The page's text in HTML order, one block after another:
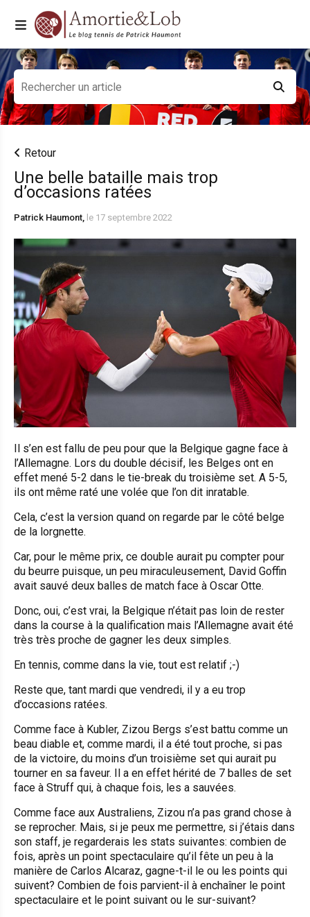
Retour
Une belle bataille mais trop
d’occasions ratées
Patrick Haumont, le 17 septembre 2022
Il s’en est fallu de peu pour que la Belgique gagne face à
l’Allemagne. Lors du double décisif, les Belges ont en
effet mené 5-2 dans le tie-break du troisième set. A 5-5,
ils ont même raté une volée que l’on dit inratable.
Cela, c’est la version quand on regarde par le côté belge
de la lorgnette.
Car, pour le même prix, ce double aurait pu compter pour
du beurre puisque, un peu miraculeusement, David Goffin
avait sauvé deux balles de match face à Oscar Otte.
Donc, oui, c’est vrai, la Belgique n’était pas loin de rester
dans la course à la qualification mais l’Allemagne avait été
très très proche de gagner les deux simples.
En tennis, comme dans la vie, tout est relatif ;-)
Reste que, tant mardi que vendredi, il y a eu trop
d’occasions ratées.
Comme face à Kubler, Zizou Bergs s’est battu comme un
beau diable et, comme mardi, il a été tout proche, si pas
de la victoire, du moins d’un troisième set qui aurait pu
tourner en sa faveur. Il a en effet hérité de 7 balles de set
face à Struff qui, à chaque fois, les a sauvées.
Comme face aux Australiens, Zizou n’a pas grand chose à
se reprocher. Mais, si je peux me permettre, si j’étais dans
son staff, je regarderais les stats suivantes: combien de
fois, après un point spectaculaire qu’il fête un peu à la
manière de Carlos Alcaraz, gagne-t-il le ou les points qui
suivent? Combien de fois parvient-il à enchaîner le point
spectaculaire et le point suivant ou le sur-suivant?